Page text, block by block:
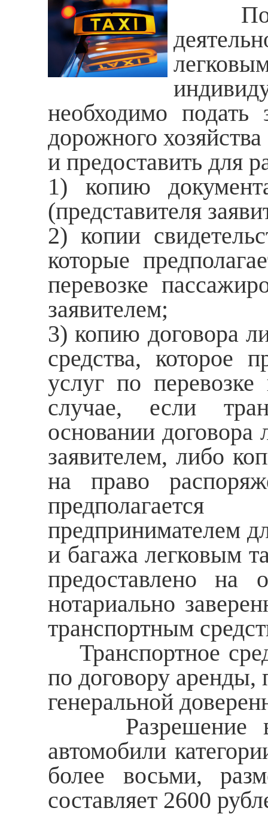
необходимо подать
дорожного
и предоставить для
1) копию
(представителя
2) копии
которые
перевозке
заявителем;
3) копию договора
средства, которое
услуг по
случае, если
основании договора
заявителем, либо
на право
предпринимателем
и багажа легковым
предоставлено на
нотариально
транспортным
Транспортное
по договору аренды,
генеральной
Разрешение
автомобили
более восьми,
составляет 2600